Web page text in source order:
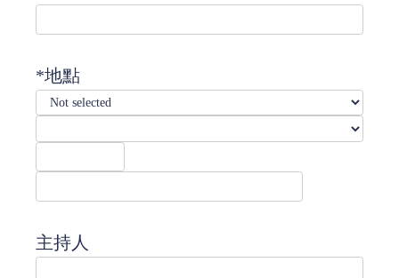
*地點
主持人